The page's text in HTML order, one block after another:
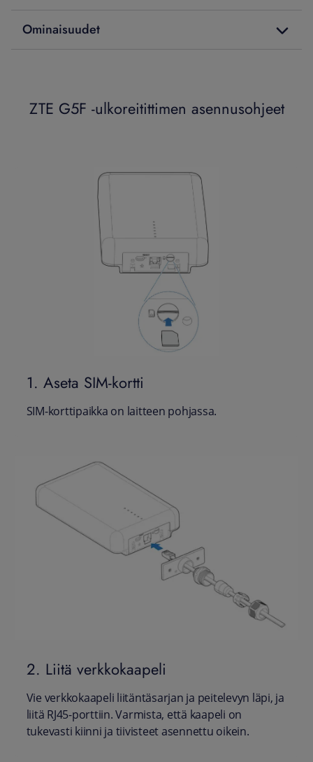
Ominaisuudet
ZTE G5F -ulkoreitittimen asennusohjeet
1. Aseta SIM-kortti
SIM-korttipaikka on laitteen pohjassa.
2. Liitä verkkokaapeli
Vie verkkokaapeli liitäntäsarjan ja peitelevyn läpi, ja
liitä RJ45-porttiin. Varmista, että kaapeli on
tukevasti kiinni ja tiivisteet asennettu oikein.